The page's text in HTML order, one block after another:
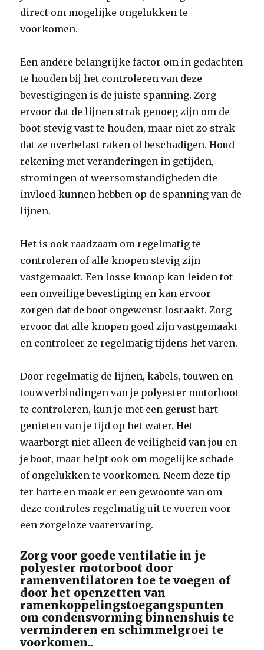
direct om mogelijke ongelukken te
voorkomen.
Een andere belangrijke factor om in gedachten
te houden bij het controleren van deze
bevestigingen is de juiste spanning. Zorg
ervoor dat de lijnen strak genoeg zijn om de
boot stevig vast te houden, maar niet zo strak
dat ze overbelast raken of beschadigen. Houd
rekening met veranderingen in getijden,
stromingen of weersomstandigheden die
invloed kunnen hebben op de spanning van de
lijnen.
Het is ook raadzaam om regelmatig te
controleren of alle knopen stevig zijn
vastgemaakt. Een losse knoop kan leiden tot
een onveilige bevestiging en kan ervoor
zorgen dat de boot ongewenst losraakt. Zorg
ervoor dat alle knopen goed zijn vastgemaakt
en controleer ze regelmatig tijdens het varen.
Door regelmatig de lijnen, kabels, touwen en
touwverbindingen van je polyester motorboot
te controleren, kun je met een gerust hart
genieten van je tijd op het water. Het
waarborgt niet alleen de veiligheid van jou en
je boot, maar helpt ook om mogelijke schade
of ongelukken te voorkomen. Neem deze tip
ter harte en maak er een gewoonte van om
deze controles regelmatig uit te voeren voor
een zorgeloze vaarervaring.
Zorg voor goede ventilatie in je
polyester motorboot door
ramenventilatoren toe te voegen of
door het openzetten van
ramenkoppelingstoegangspunten
om condensvorming binnenshuis te
verminderen en schimmelgroei te
voorkomen..